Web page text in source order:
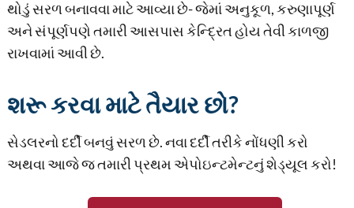
થોડું સરળ બનાવવા માટે આવ્યા છે- જેમાં અનુકૂળ, કરુણાપૂર્ણ
અને સંપૂર્ણપણે તમારી આસપાસ કેન્દ્રિત હોય તેવી કાળજી
રાખવામાં આવી છે.
શરૂ કરવા માટે તૈયાર છો?
સેડલરનો દર્દી બનવું સરળ છે. નવા દર્દી તરીકે નોંધણી કરો
અથવા આજે જ તમારી પ્રથમ એપોઇન્ટમેન્ટનું શેડ્યૂલ કરો!